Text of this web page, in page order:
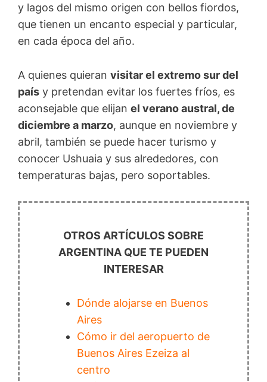
y lagos del mismo origen con bellos fiordos,
que tienen un encanto especial y particular,
en cada época del año.
A quienes quieran visitar el extremo sur del
país y pretendan evitar los fuertes fríos, es
aconsejable que elijan el verano austral, de
diciembre a marzo, aunque en noviembre y
abril, también se puede hacer turismo y
conocer Ushuaia y sus alrededores, con
temperaturas bajas, pero soportables.
OTROS ARTÍCULOS SOBRE
ARGENTINA QUE TE PUEDEN
INTERESAR
Dónde alojarse en Buenos
Aires
Cómo ir del aeropuerto de
Buenos Aires Ezeiza al
centro